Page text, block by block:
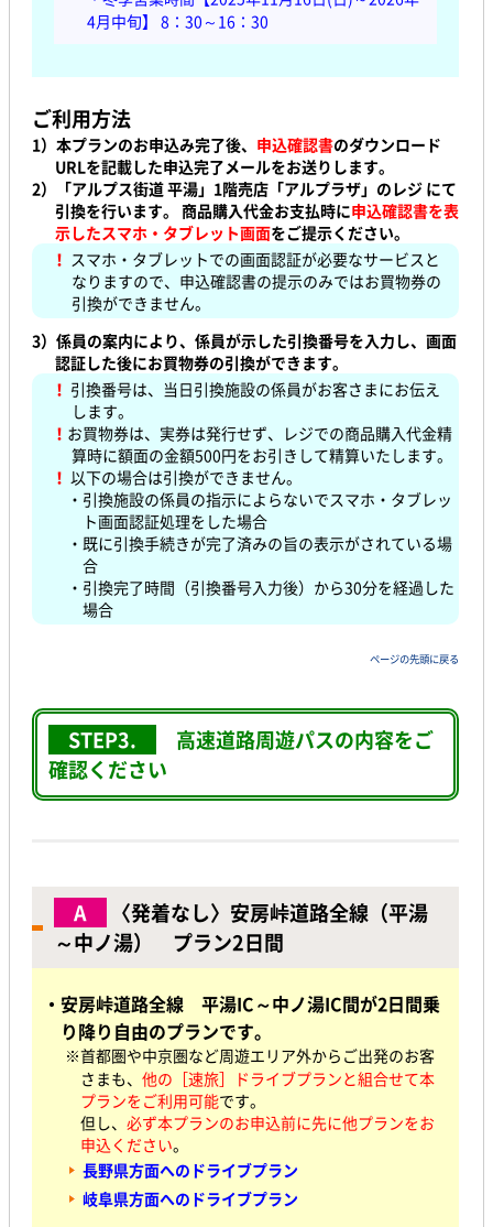
4月中旬】 8：30～16：30
ご利用方法
1）本プランのお申込み完了後、 申込確認書のダウンロード
URLを記載した申込完了メールをお送りします。
2）「アルプス街道 平湯」1階売店「アルプラザ」のレジ にて
引換を行います。 商品購入代金お支払時に申込確認書を表
示したスマホ・タブレット画面をご提示ください。
！ スマホ・タブレットでの画面認証が必要なサービスと
なりますので、申込確認書の提示のみではお買物券の
引換ができません。
3）係員の案内により、係員が示した引換番号を入力し、画面
認証した後にお買物券の引換ができます。
！ 引換番号は、当日引換施設の係員がお客さまにお伝え
します。
！ お買物券は、 実券は発行せず、レジでの商品購入代金精
算時に額面の金額500円をお引きして精算いたします。
！ 以下の場合は引換ができません。
・引換施設の係員の指示によらないでスマホ・タブレッ
ト画面認証処理をした場合
・既に引換手続きが完了済みの旨の表示がされている場
合
・引換完了時間（引換番号入力後）から30分を経過した
場合
ページの先頭に戻る
STEP3.
高速道路周遊パスの内容をご
確認ください
A
〈発着なし〉安房峠道路全線（平湯
～中ノ湯） プラン2日間
・安房峠道路全線 平湯IC～中ノ湯IC間が2日間乗
り降り自由のプランです。
※首都圏や中京圏など周遊エリア外からご出発のお客
さまも、 他の［速旅］ドライブプランと組合せて本
プランをご利用可能です。
但し、 必ず本プランのお申込前に先に他プランをお
申込ください。
長野県方面へのドライブプラン
岐阜県方面へのドライブプラン